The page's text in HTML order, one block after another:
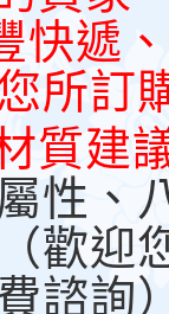
快遞
所訂
質建
性、
歡迎
諮詢